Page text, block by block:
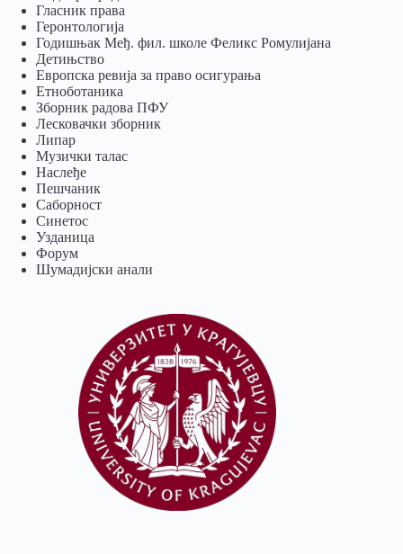
Гласник права
Геронтологија
Годишњак Међ. фил. школе Феликс Ромулијана
Детињство
Европска ревија за право осигурања
Eтноботаника
Зборник радова ПФУ
Лесковачки зборник
Липар
Музички талас
Наслеђе
Пешчаник
Саборност
Синетос
Узданица
Форум
Шумадијски анали